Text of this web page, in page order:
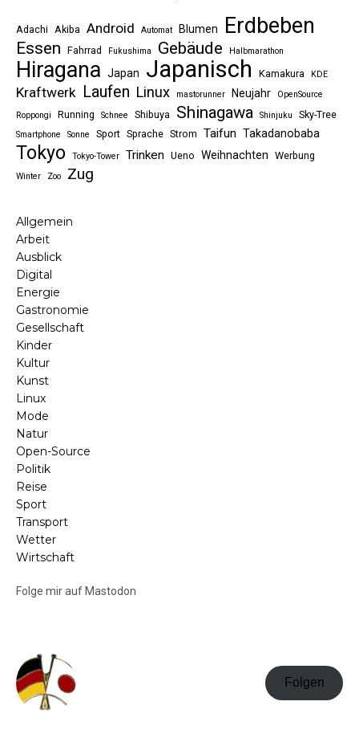
Adachi Akiba Android Automat Blumen Erdbeben
Essen Fahrrad Fukushima Gebäude Halbmarathon
Hiragana Japan Japanisch Kamakura KDE
Kraftwerk Laufen Linux mastorunner Neujahr
OpenSource
Roppongi
Running Schnee Shibuya Shinagawa Shinjuku Sky-Tree
Smartphone Sonne Sport Sprache Strom Taifun Takadanobaba
Tokyo Tokyo-Tower Trinken Ueno Weihnachten Werbung
Winter Zoo Zug
Allgemein
Arbeit
Ausblick
Digital
Energie
Gastronomie
Gesellschaft
Kinder
Kultur
Kunst
Linux
Mode
Natur
Open-Source
Politik
Reise
Sport
Transport
Wetter
Wirtschaft
Folge mir auf Mastodon
Folgen